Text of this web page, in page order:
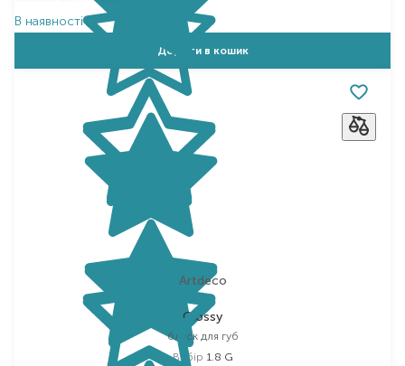
В наявності
Додати в кошик
Artdeco
Glossy
блиск для губ
Вибір 1.8 G